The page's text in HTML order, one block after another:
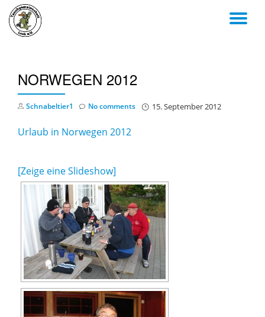
Skip
NORWEGEN 2012
Schnabeltier1 15. September 2012
No comments
Urlaub in Norwegen 2012
[Zeige eine Slideshow]